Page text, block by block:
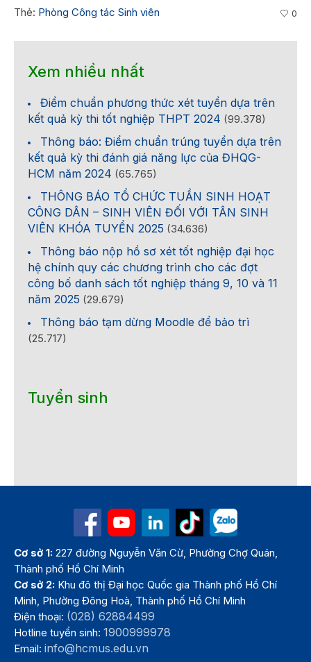
Thẻ: Phòng Công tác Sinh viên 0
Xem nhiều nhất
Điểm chuẩn phương thức xét tuyển dựa trên
kết quả kỳ thi tốt nghiệp THPT 2024 (99.378)
Thông báo: Điểm chuẩn trúng tuyển dựa trên
kết quả kỳ thi đánh giá năng lực của ĐHQG-
HCM năm 2024 (65.765)
THÔNG BÁO TỔ CHỨC TUẦN SINH HOẠT
CÔNG DÂN – SINH VIÊN ĐỐI VỚI TÂN SINH
VIÊN KHÓA TUYỂN 2025 (34.636)
Thông báo nộp hồ sơ xét tốt nghiệp đại học
hệ chính quy các chương trình cho các đợt
công bố danh sách tốt nghiệp tháng 9, 10 và 11
năm 2025 (29.679)
Thông báo tạm dừng Moodle để bảo trì
(25.717)
Tuyển sinh
Cơ sở 1: 227 đường Nguyễn Văn Cừ, Phường Chợ Quán,
Thành phố Hồ Chí Minh
Cơ sở 2: Khu đô thị Đại học Quốc gia Thành phố Hồ Chí
Minh, Phường Đông Hoà, Thành phố Hồ Chí Minh
Điện thoại: (028) 62884499
Hotline tuyển sinh:1900999978
Email:info@hcmus.edu.vn